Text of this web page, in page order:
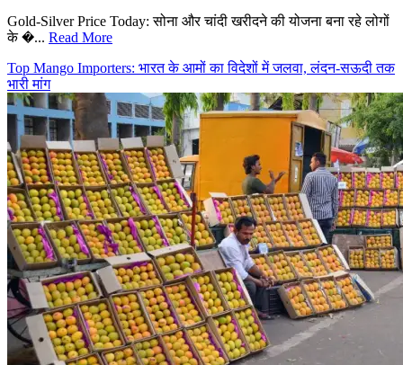
Gold-Silver Price Today: सोना और चांदी खरीदने की योजना बना रहे लोगों
के �... Read More
Top Mango Importers: भारत के आमों का विदेशों में जलवा, लंदन-सऊदी तक
भारी मांग